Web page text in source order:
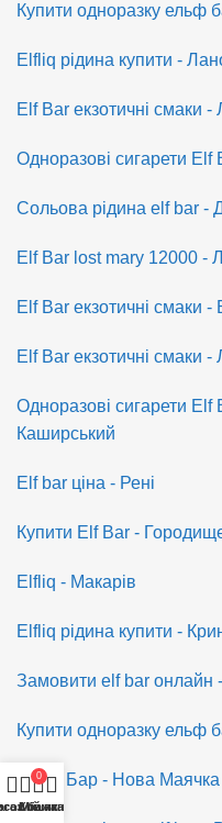
Купити одноразку ельф
Elfliq рідина купити -
Elf Bar екзотичні смаки
Одноразові сигарети
Сольова рідина elf bar -
Elf Bar lost mary 12000 -
Elf Bar екзотичні смаки
Elf Bar екзотичні смаки -
Одноразові сигарети
Каширський
Elf bar ціна - Рені
Купити Elf Bar -
Elfliq - Макарів
Elfliq рідина купити -
Замовити elf bar онлайн -
Купити одноразку ельф
Ельф Бар - Нова Маячка
бажань
0
Кошик
Мій акаунт